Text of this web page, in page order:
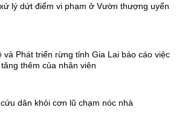
lý dứt điểm vi phạm ở Vườn thượng uyển
và Phát triển rừng tỉnh Gia Lai báo cáo việc
thêm của nhân viên
dân khỏi cơn lũ chạm nóc nhà